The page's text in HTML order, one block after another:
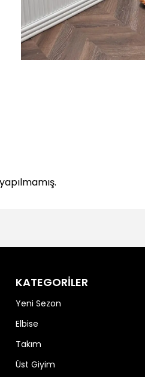
KATEGORİLER
Yeni Sezon
Elbise
Takım
Üst Giyim